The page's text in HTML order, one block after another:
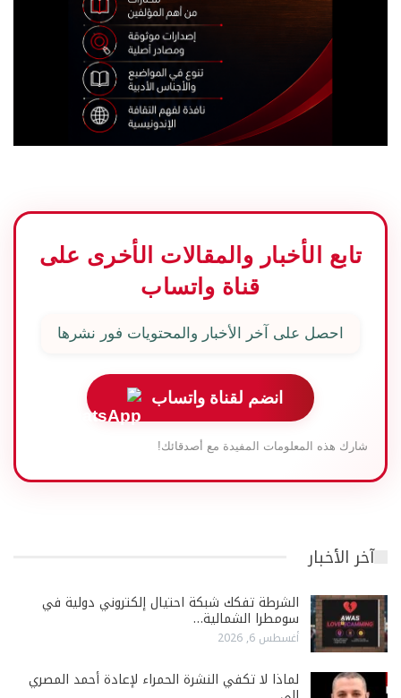
تابع الأخبار والمقالات الأخرى على
قناة واتساب
احصل على آخر الأخبار والمحتويات فور نشرها
انضم لقناة واتساب
شارك هذه المعلومات المفيدة مع أصدقائك!
آخر الأخبار
الشرطة تفكك شبكة احتيال إلكتروني دولية في
سومطرا الشمالية…
أغسطس 6, 2026
لماذا لا تكفي النشرة الحمراء لإعادة أحمد المصري